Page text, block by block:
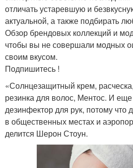
отличать устаревшую и
актуальной, а также подбирать
Обзор брендовых коллекций и
чтобы вы не совершали модных
своим вкусом.
Подпишитесь !
«Солнцезащитный крем,
резинка для волос, Ментос. И
дезинфектор для рук, потому что
в общественных местах и
делится Шерон Стоун.